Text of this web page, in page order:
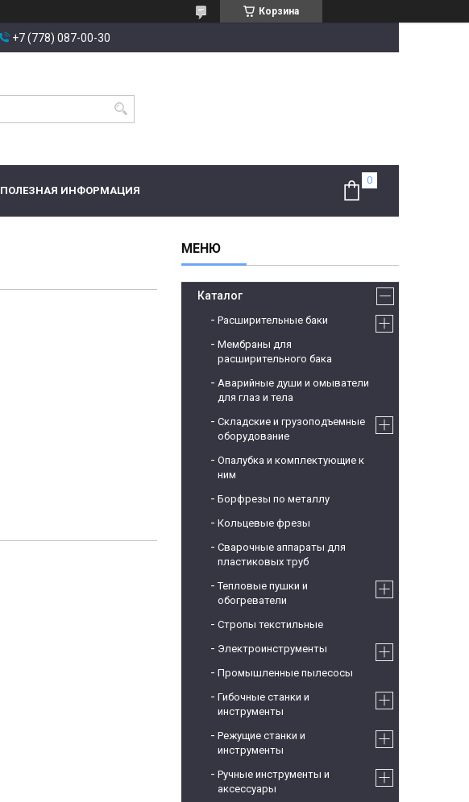
Корзина
+7 (778) 087-00-30
ПОЛЕЗНАЯ ИНФОРМАЦИЯ
Каталог
Расширительные баки
Мембраны для
расширительного бака
Аварийные души и омыватели
для глаз и тела
Складские и грузоподъемные
оборудование
Опалубка и комплектующие к
ним
Борфрезы по металлу
Кольцевые фрезы
Сварочные аппараты для
пластиковых труб
Тепловые пушки и
обогреватели
Стропы текстильные
Электроинструменты
Промышленные пылесосы
Гибочные станки и
инструменты
Режущие станки и
инструменты
Ручные инструменты и
аксессуары